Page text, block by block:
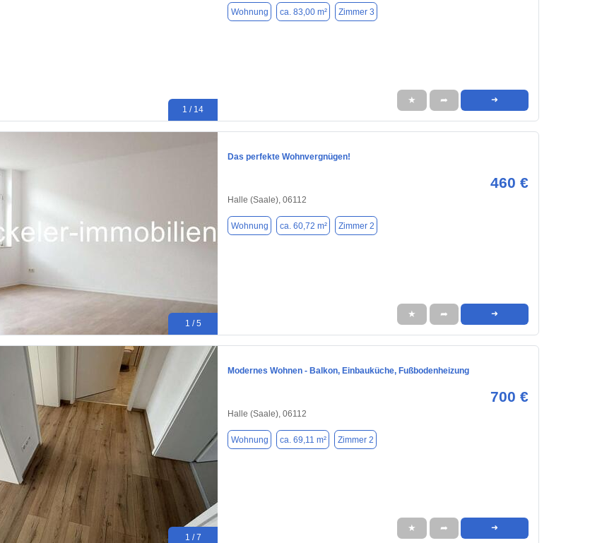
1 / 14
Wohnung ca. 83,00 m² Zimmer 3
★ ➦ ➜
1 / 5
Das perfekte Wohnvergnügen!
460 €
Halle (Saale), 06112
Wohnung ca. 60,72 m² Zimmer 2
★ ➦ ➜
1 / 7
Modernes Wohnen - Balkon, Einbauküche, Fußbodenheizung
700 €
Halle (Saale), 06112
Wohnung ca. 69,11 m² Zimmer 2
★ ➦ ➜